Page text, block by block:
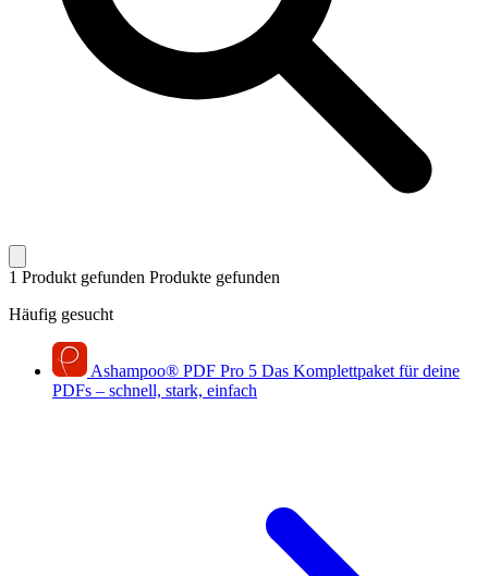
1 Produkt gefunden Produkte gefunden
Häufig gesucht
Ashampoo® PDF Pro 5 Das Komplettpaket für deine
PDFs – schnell, stark, einfach